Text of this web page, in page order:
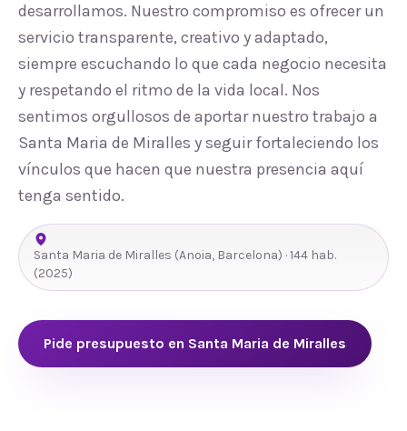
desarrollamos. Nuestro compromiso es ofrecer un
servicio transparente, creativo y adaptado,
siempre escuchando lo que cada negocio necesita
y respetando el ritmo de la vida local. Nos
sentimos orgullosos de aportar nuestro trabajo a
Santa Maria de Miralles y seguir fortaleciendo los
vínculos que hacen que nuestra presencia aquí
tenga sentido.
Santa Maria de Miralles (Anoia, Barcelona) ·144 hab.
(2025)
Pide presupuesto en Santa Maria de Miralles